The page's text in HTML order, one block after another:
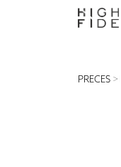
PRECES >